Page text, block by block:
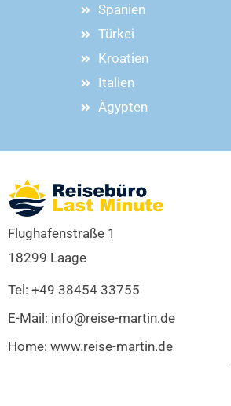
Spanien
Türkei
Kroatien
Italien
Ägypten
Flughafenstraße 1
18299 Laage
Tel: +49 38454 33755
E-Mail: info@reise-martin.de
Home: www.reise-martin.de